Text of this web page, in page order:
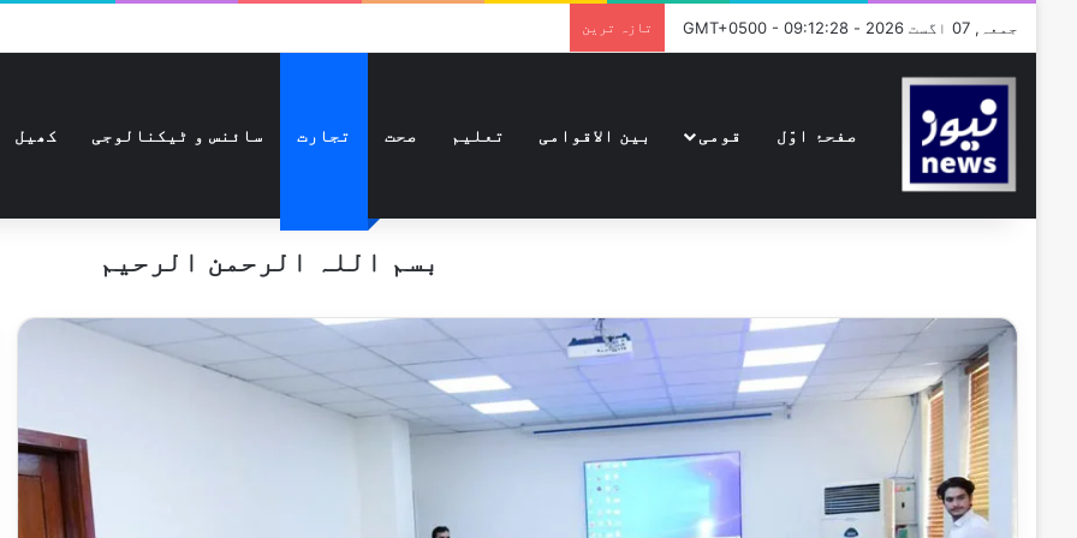
جمعہ, 07 اگست 2026 - GMT+0500 - 09:12:28 تازہ ترین
صفحۂ اوّل قومی بین الاقوامی تعلیم صحت تجارت سائنس و ٹیکنالوجی کھیل
بسم اللہ الرحمن الرحیم